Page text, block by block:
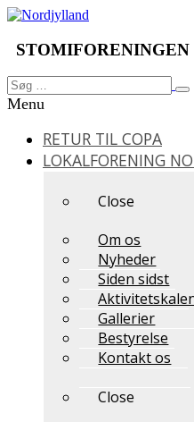
Videre
indhold
STOMIFORENINGEN
Søg
efter:
Menu
RETUR TIL COPA
LOKALFORENING
Close
Om os
Nyheder
Siden sidst
Gallerier
Bestyrelse
Kontakt os
Close